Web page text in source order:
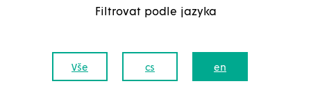
Filtrovat podle jazyka
Vše cs en